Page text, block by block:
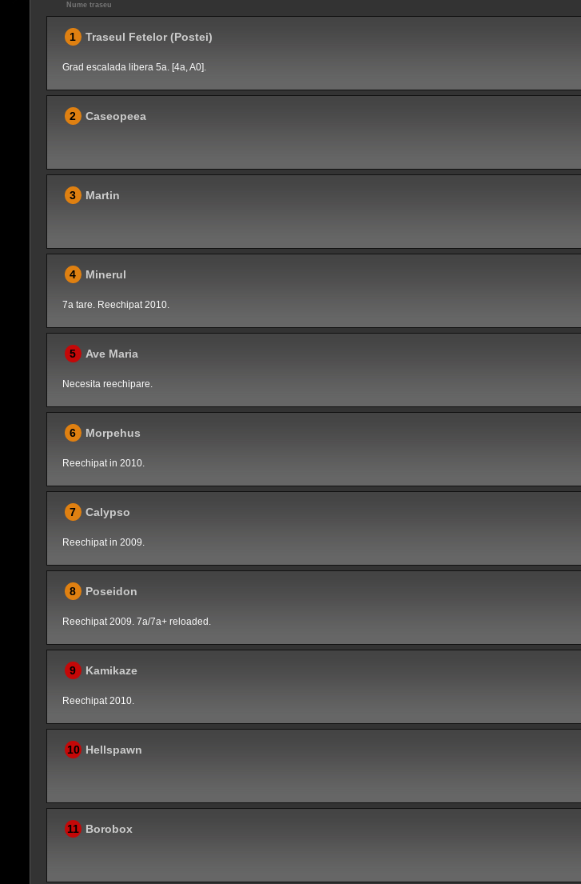
Nume traseu
1 Traseul Fetelor (Postei)
Grad escalada libera 5a. [4a, A0].
2 Caseopeea
3 Martin
4 Minerul
7a tare. Reechipat 2010.
5 Ave Maria
Necesita reechipare.
6 Morpehus
Reechipat in 2010.
7 Calypso
Reechipat in 2009.
8 Poseidon
Reechipat 2009. 7a/7a+ reloaded.
9 Kamikaze
Reechipat 2010.
10 Hellspawn
11 Borobox